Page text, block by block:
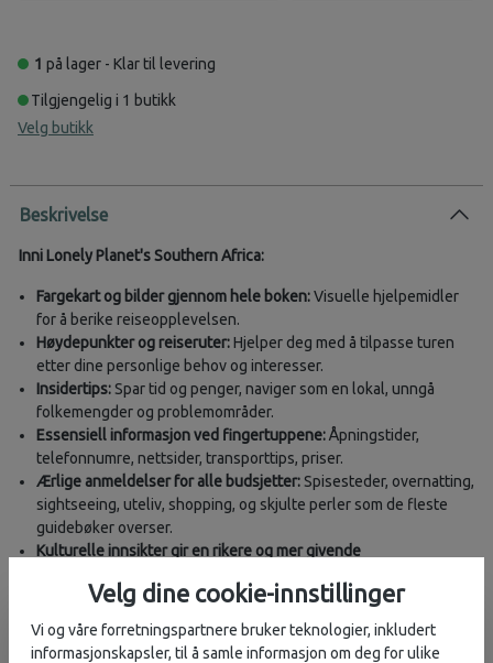
1 på lager - Klar til levering
Tilgjengelig i 1 butikk
Velg butikk
Beskrivelse
Inni Lonely Planet's Southern Africa:
Fargekart og bilder gjennom hele boken:Visuelle hjelpemidler
for å berike reiseopplevelsen.
Høydepunkter og reiseruter:Hjelper deg med å tilpasse turen
etter dine personlige behov og interesser.
Insidertips: Spar tid og penger, naviger som en lokal, unngå
folkemengder og problemområder.
Essensiell informasjon ved fingertuppene:Åpningstider,
telefonnumre, nettsider, transporttips, priser.
Ærlige anmeldelser for alle budsjetter: Spisesteder, overnatting,
sightseeing, uteliv, shopping, og skjulte perler som de fleste
guidebøker overser.
Kulturelle innsikter gir en rikere og mer givende
musikk, religion, litteratur, visuell kunst.
Over 115 kart:
Omfattende kartlegging for å hjelpe med
utforskningen.
Velg dine cookie-innstillinger
Vi og våre forretningspartnere bruker teknologier, inkludert
informasjonskapsler, til å samle informasjon om deg for ulike